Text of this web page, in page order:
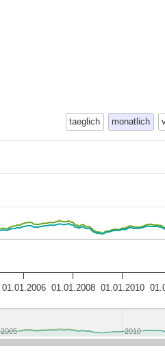
taeglich monatlich
01.01.2006 01.01.2008 01.01.2010
2005
2005 2010
2010